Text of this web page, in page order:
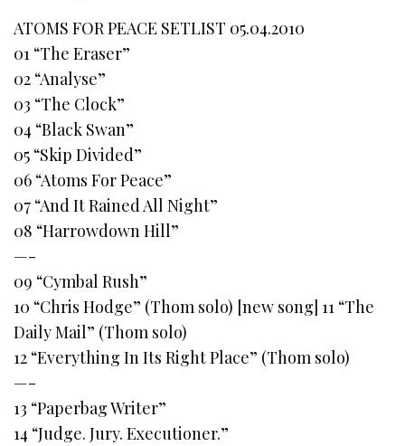
ATOMS FOR PEACE SETLIST 05.04.2010
01 “The Eraser”
02 “Analyse”
03 “The Clock”
04 “Black Swan”
05 “Skip Divided”
06 “Atoms For Peace”
07 “And It Rained All Night”
08 “Harrowdown Hill”
—-
09 “Cymbal Rush”
10 “Chris Hodge” (Thom solo) [new song] 11 “The
Daily Mail” (Thom solo)
12 “Everything In Its Right Place” (Thom solo)
—-
13 “Paperbag Writer”
14 “Judge. Jury. Executioner.”